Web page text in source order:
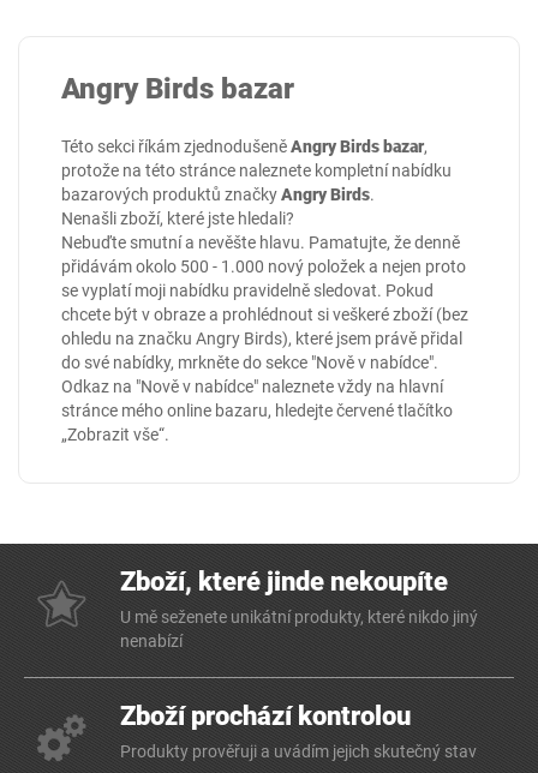
Angry Birds bazar
Této sekci říkám zjednodušeněAngry Birds bazar,
protože na této stránce naleznete kompletní nabídku
bazarových produktů značkyAngry Birds.
Nenašli zboží, které jste hledali?
Nebuďte smutní a nevěšte hlavu. Pamatujte, že denně
přidávám okolo 500 - 1.000 nový položek a nejen proto
se vyplatí moji nabídku pravidelně sledovat. Pokud
chcete být v obraze a prohlédnout si veškeré zboží (bez
ohledu na značku Angry Birds), které jsem právě přidal
do své nabídky, mrkněte do sekce "Nově v nabídce".
Odkaz na "Nově v nabídce" naleznete vždy na hlavní
stránce mého online bazaru, hledejte červené tlačítko
„Zobrazit vše“.
Zboží, které jinde nekoupíte
U mě seženete unikátní produkty, které nikdo jiný
nenabízí
Zboží prochází kontrolou
Produkty prověřuji a uvádím jejich skutečný stav